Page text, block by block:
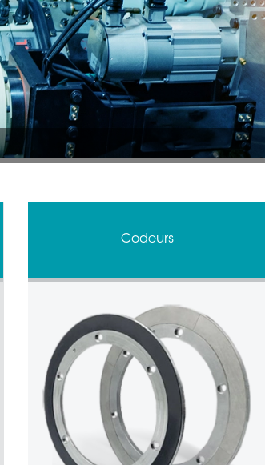
Codeurs